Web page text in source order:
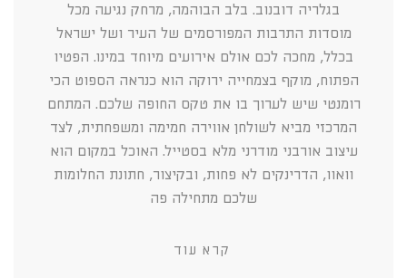
בגלריה דובנוב. בלב הבוהמה, מרחק נגיעה מכל
מוסדות התרבות המפורסמים של העיר ושל ישראל
בכלל, מחכה לכם אולם אירועים מיוחד במינו. הפטיו
הפתוח, מוקף בצמחייה ירוקה הוא כנראה הספוט הכי
רומנטי שיש לערוך בו את טקס החופה שלכם. המתחם
המרכזי מביא לשולחן אווירה חמימה ומשפחתית, לצד
עיצוב אורבני מודרני מלא בסטייל. האוכל במקום הוא
וואוו, הדרינקים לא פחות, ובקיצור, חתונת החלומות
שלכם מתחילה פה
קרא עוד